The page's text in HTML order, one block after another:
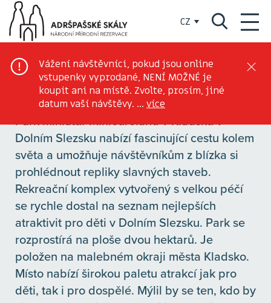
Vážení návštěvníci, pokud jsou online
vstupenky vyprodané, NENÍ MOŽNÉ je
koupit ani na místě. Zvolte, prosím, jiné
datum vaší návštěvy. ... více
Minieuroland
Park miniatur Minieuroland v Kladsku v
Dolním Slezsku nabízí fascinující cestu kolem
světa a umožňuje návštěvníkům z blízka si
prohlédnout repliky slavných staveb.
Rekreační komplex vytvořený s velkou péčí
se rychle dostal na seznam nejlepších
atraktivit pro děti v Dolním Slezsku. Park se
rozprostírá na ploše dvou hektarů. Je
položen na malebném okraji města Kladsko.
Místo nabízí širokou paletu atrakcí jak pro
děti, tak i pro dospělé. Mýlil by se ten, kdo by